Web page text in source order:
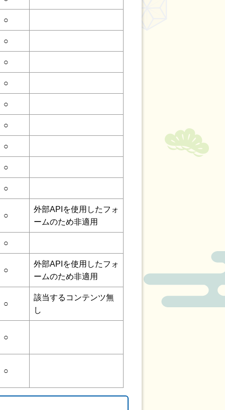
○
○
○
○
○
○
○
○
○
○
外部APIを使用したフォ
ームのため非適用
○
○
外部APIを使用したフォ
ームのため非適用
○
該当するコンテンツ無
し
○
○